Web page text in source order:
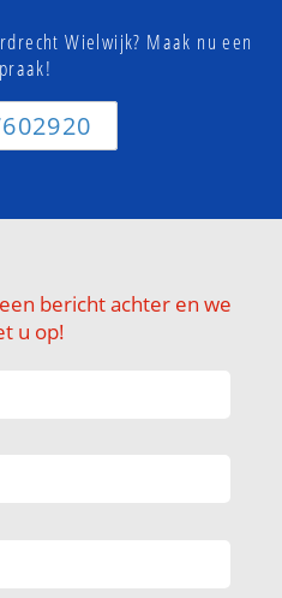
Wielwijk? Maak nu een
bericht achter en we
u op!